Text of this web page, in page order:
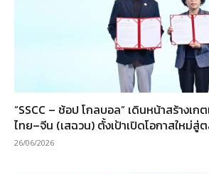
“SSCC – ช้อป โกลบอล” เดินหน้าสร้างเก
ไทย–จีน (เสฉวน) ตั้งเป้าเปิดโอกาสใหม่สู่
26/06/2026